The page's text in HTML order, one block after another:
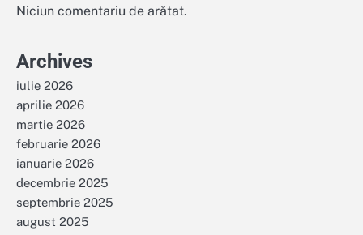
Niciun comentariu de arătat.
Archives
iulie 2026
aprilie 2026
martie 2026
februarie 2026
ianuarie 2026
decembrie 2025
septembrie 2025
august 2025